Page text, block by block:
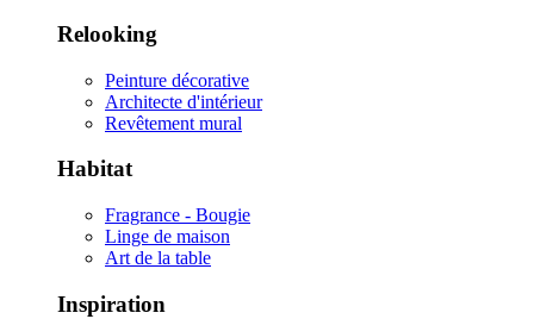
Relooking
Peinture décorative
Architecte d'intérieur
Revêtement mural
Habitat
Fragrance - Bougie
Linge de maison
Art de la table
Inspiration